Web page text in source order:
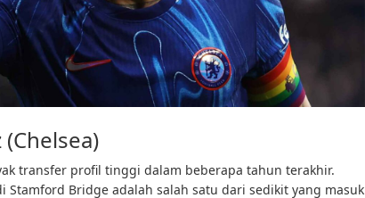
transfer profil tinggi dalam beberapa tahun terakhir.
Stamford Bridge adalah salah satu dari sedikit yang masuk